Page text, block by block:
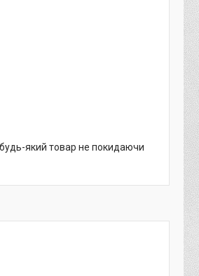
будь-який товар не покидаючи